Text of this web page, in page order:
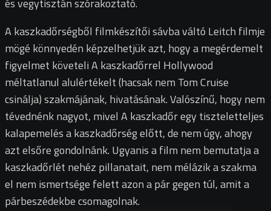
A kaszkadőrségből filmkészítői sávba váltó Leitch filmje
mögé könnyedén képzelhetjük azt, hogy a megérdemelt
figyelmet követeli A kaszkadőrrel Hollywood
méltatlanul alulértékelt (hacsak nem Tom Cruise
csinálja) szakmájának, hivatásának. Valószínű, hogy nem
tévednénk nagyot, mivel A kaszkadőr egy tiszteletteljes
kalapemelés a kaszkadőrség előtt, de nem úgy, ahogy
azt elsőre gondolnánk. Ugyanis a film nem bemutatja a
kaszkadőrlét nehéz pillanatait, nem mélázik a szakma
el nem ismertsége felett azon a pár gegen túl, amit a
párbeszédekbe csomagolnak.